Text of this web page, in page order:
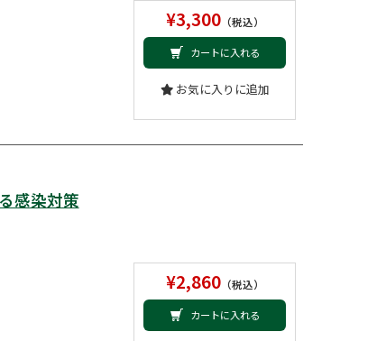
¥3,300（税込）
カートに入れる
お気に入りに追加
感染対策
¥2,860（税込）
カートに入れる